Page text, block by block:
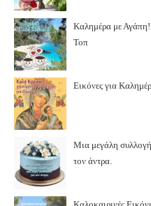
Καλημέρα με
Τοπ
Εικόνες για
Μια μεγάλη συλλογή
τον άντρα.